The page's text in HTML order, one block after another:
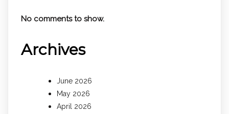
No comments to show.
Archives
June 2026
May 2026
April 2026